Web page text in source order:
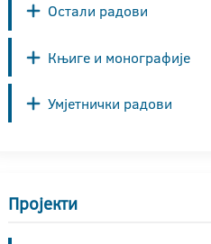
Остали радови
Књиге и монографије
Умјетнички радови
Пројекти